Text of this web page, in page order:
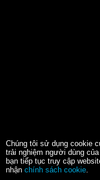
Chúng tôi sử dụng cookie
trải nghiệm người dùng
bạn tiếp tục truy cập
nhận chính sách cookie.